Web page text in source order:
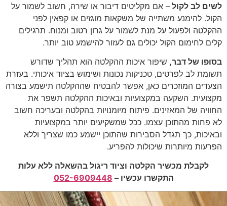
לשים לב לקול – אם מקליטים דיבור או שירה, חשוב לשמור על
הקול. להימנע משתייה של משקאות מוגזים או קפאין לפני
ההקלטה ולפעול על מנת לשמור על גרון רטוב ומנוח. תרגילים
קלים לחימום הקול יכולים גם לעזור להישמע טוב יותר.
בסופו של דבר, שיפור איכות ההקלטה הוא תהליך שדורש
תשומת לב לפרטים, טכניקות נכונות ושימוש בציוד איכותי. בעזרת
הצעדים המוזכרים כאן, אפשר להבטיח שההקלטה תישמע בצורה
מקצועית. השקעה במקצועיות ובאיכות ההקלטה תשפר את
החוויה של המאזינים. פיתוח מיומנויות בהקלטה ובעריכה חשוב
לא פחות מהתוכן עצמו. ככל שמשקיעים יותר במקצועיות
ובאיכות, כך תגדל הסבירות שהתוכן יישמע כמו שצריך וללא
הפרעות מיותרות שיכולות להפריע.
לקבלת מכשיר הקלטה וציוד ריגול בהשאלה ללא עלות
התקשרו עכשיו – 052-6909448